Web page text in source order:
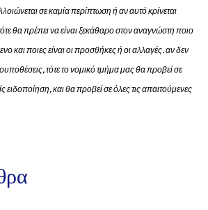
σε καμία περίπτωση ή αν αυτό κρίνεται
θα πρέπει να είναι ξεκάθαρο στον αναγνώστη ποιο
και ποιες είναι οι προσθήκες ή οι αλλαγές. αν δεν
τότε το νομικό τμήμα μας θα προβεί σε
ειδοποίηση, και θα προβεί σε όλες τις απαιτούμενες